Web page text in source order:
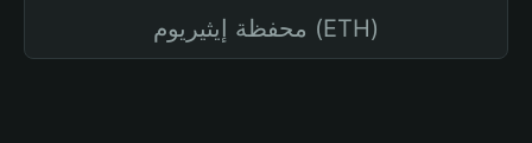
محفظة إيثيريوم (ETH)